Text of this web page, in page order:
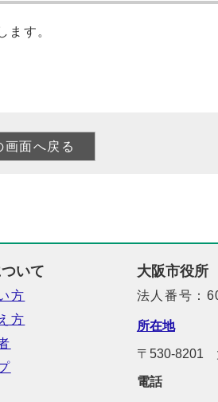
ます。
いて
方
方
大阪市役所
法人番号：
所在地
〒530-8201
電話